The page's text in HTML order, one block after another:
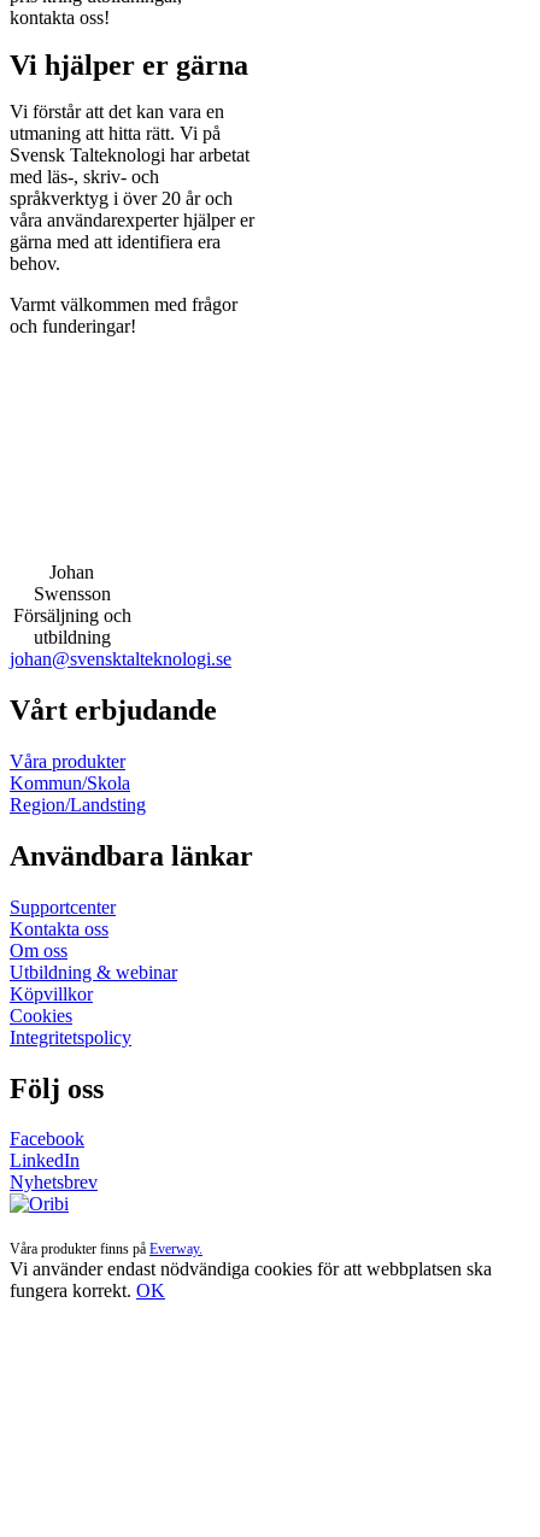
kontakta oss!
Vi hjälper er gärna
Vi förstår att det kan vara en
utmaning att hitta rätt. Vi på
Svensk Talteknologi har arbetat
med läs-, skriv- och
språkverktyg i över 20 år och
våra användarexperter hjälper er
gärna med att identifiera era
behov.
Varmt välkommen med frågor
och funderingar!
Johan
Swensson
Försäljning och
utbildning
johan@svensktalteknologi.se
Vårt erbjudande
Våra produkter
Kommun/Skola
Region/Landsting
Användbara länkar
Supportcenter
Kontakta oss
Om oss
Utbildning & webinar
Köpvillkor
Cookies
Integritetspolicy
Följ oss
Facebook
LinkedIn
Nyhetsbrev
Våra produkter finns på Everway.
Vi använder endast nödvändiga cookies för att webbplatsen ska
fungera korrekt. OK